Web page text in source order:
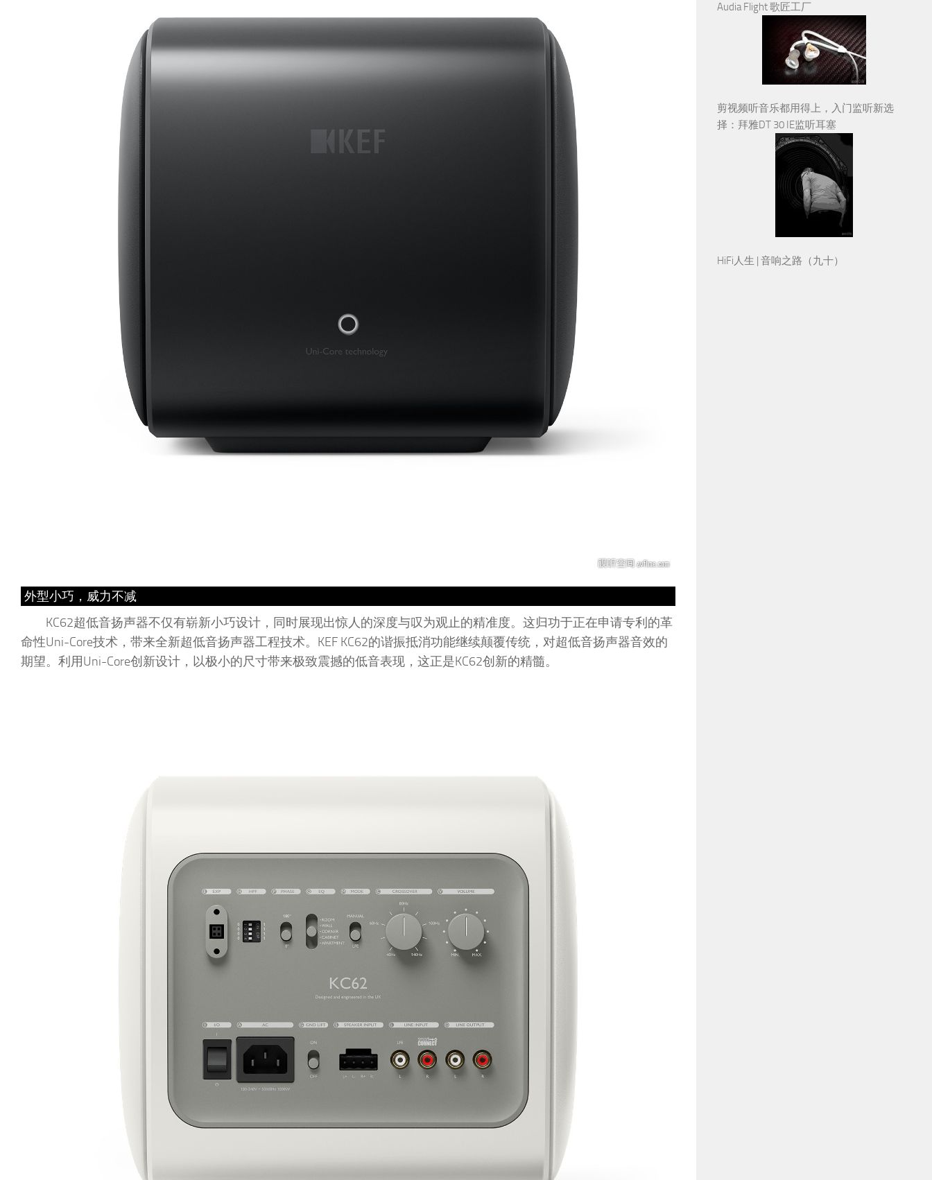
外型小巧，威力不减
KC62超低音扬声器不仅有崭新小巧设计，同时展现出惊人的深度与叹为观止的精准度。这归功于正在申请专利的革
命性Uni-Core技术，带来全新超低音扬声器工程技术。KEF KC62的谐振抵消功能继续颠覆传统，对超低音扬声器音效的
期望。利用Uni-Core创新设计，以极小的尺寸带来极致震撼的低音表现，这正是KC62创新的精髓。
Audia Flight 歌匠工厂
剪视频听音乐都用得上，入门监听新选
择：拜雅DT 30 IE监听耳塞
HiFi人生 | 音响之路（九十）